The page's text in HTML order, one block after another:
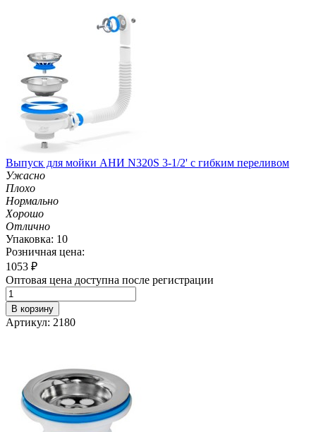
Выпуск для мойки АНИ N320S 3-1/2' с гибким переливом
Ужасно
Плохо
Нормально
Хорошо
Отлично
Упаковка: 10
Розничная цена:
1053 ₽
Оптовая цена доступна после регистрации
В корзину
Артикул: 2180